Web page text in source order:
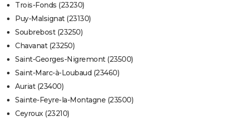
Trois-Fonds (23230)
Puy-Malsignat (23130)
Soubrebost (23250)
Chavanat (23250)
Saint-Georges-Nigremont (23500)
Saint-Marc-à-Loubaud (23460)
Auriat (23400)
Sainte-Feyre-la-Montagne (23500)
Ceyroux (23210)